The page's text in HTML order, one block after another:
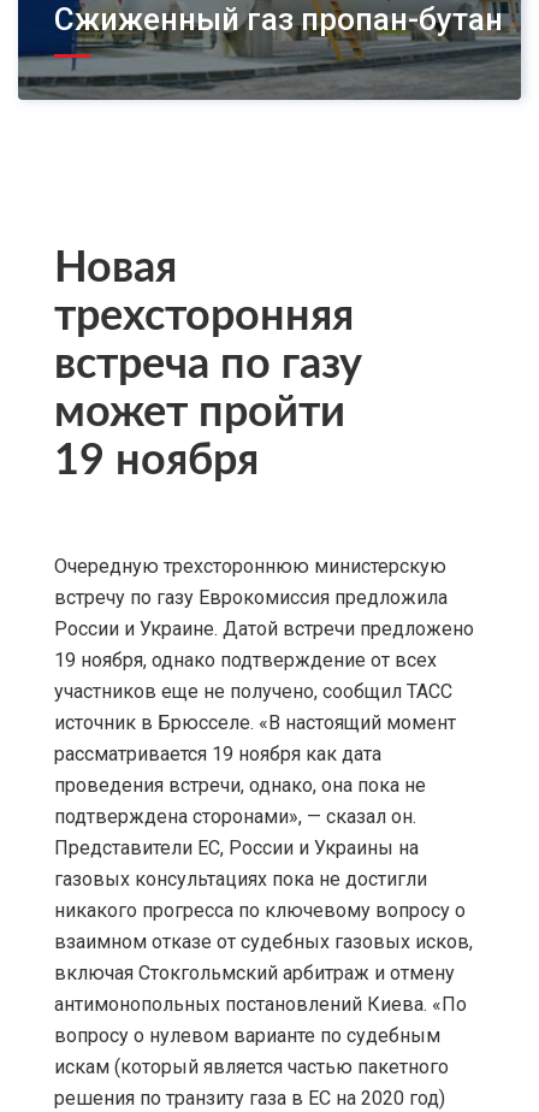
Сжиженный газ пропан-бутан
Новая
трехсторонняя
встреча по газу
может пройти
19 ноября
Очередную трехстороннюю министерскую
встречу по газу Еврокомиссия предложила
России и Украине. Датой встречи предложено
19 ноября, однако подтверждение от всех
участников еще не получено, сообщил ТАСС
источник в Брюсселе. «В настоящий момент
рассматривается 19 ноября как дата
проведения встречи, однако, она пока не
подтверждена сторонами», — сказал он.
Представители ЕС, России и Украины на
газовых консультациях пока не достигли
никакого прогресса по ключевому вопросу о
взаимном отказе от судебных газовых исков,
включая Стокгольмский арбитраж и отмену
антимонопольных постановлений Киева. «По
вопросу о нулевом варианте по судебным
искам (который является частью пакетного
решения по транзиту газа в ЕС на 2020 год)